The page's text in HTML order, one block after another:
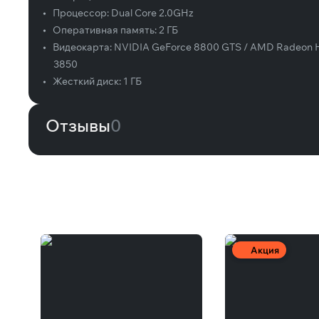
•
Процессор: Dual Core 2.0GHz
•
Оперативная память:2 ГБ
•
Видеокарта: NVIDIA GeForce 8800 GTS / AMD Radeon
3850
•
Жесткий диск: 1 ГБ
Отзывы0
Акция